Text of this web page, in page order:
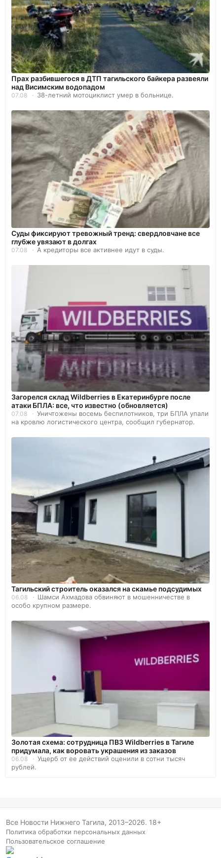
Прах разбившегося в ДТП тагильского байкера развеяли
над Висимским водопадом
07.08 38-летний мотоциклист умер в больнице.
Суды фиксируют тревожный тренд: свердловчане все
глубже увязают в долгах
07.08 А кредиторы все активнее идут в суды.
Загорелся склад Wildberries в Екатеринбурге после
атаки БПЛА: все, что известно (обновляется)
07.08
Уничтожены восемь беспилотников, три БПЛА упали
на кровлю логистического центра, сообщил губернатор.
Тагильский строитель оказался на скамье подсудимых
06.08
Шамси Ахмадова обвиняют в мошенничестве в
особо крупном размере.
Золотая схема: сотрудница ПВЗ Wildberries в Тагиле
придумала, как воровать украшения из заказов
06.08
Ущерб от ее действий оценили в сотни тысяч
рублей.
Все Новости Нижнего Тагила, 2013–2026. 18+
Политика обработки персональных данных/
Пользовательское соглашение